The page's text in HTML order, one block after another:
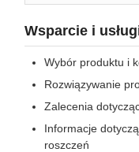
Wsparcie i
Wybór produktu i
Rozwiązywanie
Zalecenia
Informacje
roszczeń